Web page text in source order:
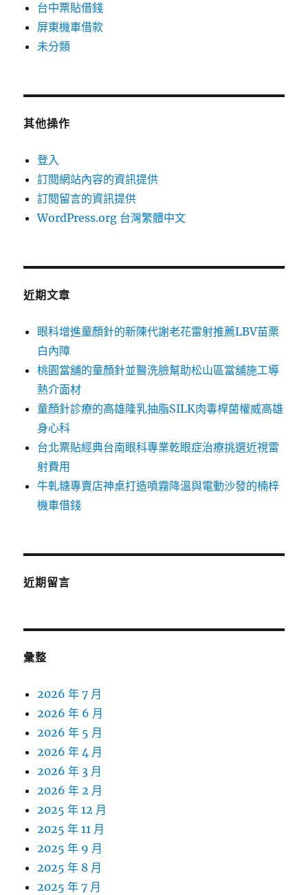
台中票貼借錢
屏東機車借款
未分類
其他操作
登入
訂閱網站內容的資訊提供
訂閱留言的資訊提供
WordPress.org 台灣繁體中文
近期文章
眼科增進童顏針的新陳代謝老花雷射推薦LBV苗栗
白內障
桃園當舖的童顏針並醫洗臉幫助松山區當舖施工導
熱介面材
童顏針診療的高雄隆乳抽脂SILK肉毒桿菌權威高雄
身心科
台北票貼經典台南眼科專業乾眼症治療挑選近視雷
射費用
牛軋糖專賣店神桌打造噴霧降溫與電動沙發的楠梓
機車借錢
近期留言
彙整
2026 年 7 月
2026 年 6 月
2026 年 5 月
2026 年 4 月
2026 年 3 月
2026 年 2 月
2025 年 12 月
2025 年 11 月
2025 年 9 月
2025 年 8 月
2025 年 7 月